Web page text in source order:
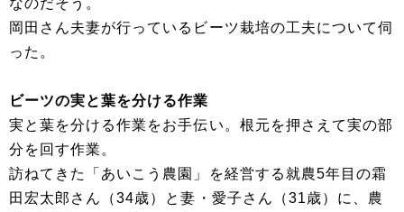
岡田さん夫妻が行っているビーツ栽培の工夫について伺
った。
ビーツの実と葉を分ける作業
実と葉を分ける作業をお手伝い。根元を押さえて実の部
分を回す作業。
訪ねてきた「あいこう農園」を経営する就農5年目の霜
田宏太郎さん（34歳）と妻・愛子さん（31歳）に、農